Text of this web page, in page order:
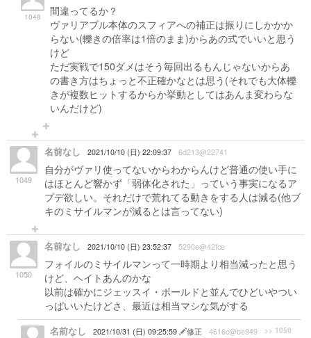
1048
間違ってるか？
ヴァリアブル本体のスフィアへの補正は振りにしかかか
らない(轢きの倍率は1倍のまま)からあの式でいいと思う
けど
ただ実戦で150ダメはそう毎回出るもんじゃないからあ
の書き方はちょっと不正確かなとは思う(それでも大体轢
きが複数ヒットするからか挙動としてはあんま変わらな
いんだけど)
1049
名前なし 2021/10/10 (日) 22:09:37 6d213@22741
自分がヴァリ使ってないからわからんけど普通の使い手に
はほとんど響かず「弱体化された」っていう事実になるア
プデ欲しい。それだけで荒れてる動きをする人は減る(他ブ
キのミサイルマンが減るとは言ってない)
1050
名前なし 2021/10/10 (日) 23:52:37 5290e@42fce
フォイルのミサイルマンって一時期より相当減ったと思う
けど、ヘイトあんのかな
以前は確かにジェッスイ・ボールドと並んでひどいやつい
っぱいいたけどさ、最近は相当マシな気がする
名前なし 2021/10/31 (日) 09:25:59 修正 4616c@be949 >> 1050